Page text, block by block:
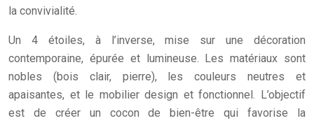
la convivialité.
Un 4 étoiles, à l’inverse, mise sur une décoration
contemporaine, épurée et lumineuse. Les matériaux sont
nobles (bois clair, pierre), les couleurs neutres et
apaisantes, et le mobilier design et fonctionnel. L’objectif
est de créer un cocon de bien-être qui favorise la